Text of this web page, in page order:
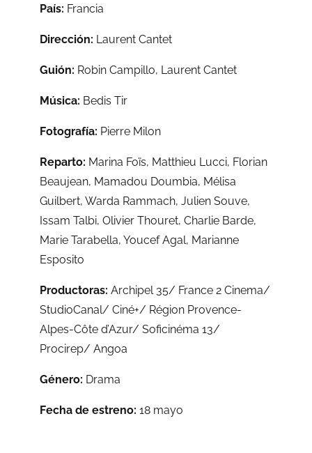
País: Francia
Dirección: Laurent Cantet
Guión: Robin Campillo, Laurent Cantet
Música: Bedis Tir
Fotografía: Pierre Milon
Reparto: Marina Foïs, Matthieu Lucci, Florian
Beaujean, Mamadou Doumbia, Mélisa
Guilbert, Warda Rammach, Julien Souve,
Issam Talbi, Olivier Thouret, Charlie Barde,
Marie Tarabella, Youcef Agal, Marianne
Esposito
Productoras: Archipel 35/ France 2 Cinema/
StudioCanal/ Ciné+/ Région Provence-
Alpes-Côte d’Azur/ Soficinéma 13/
Procirep/ Angoa
Género: Drama
Fecha de estreno: 18 mayo